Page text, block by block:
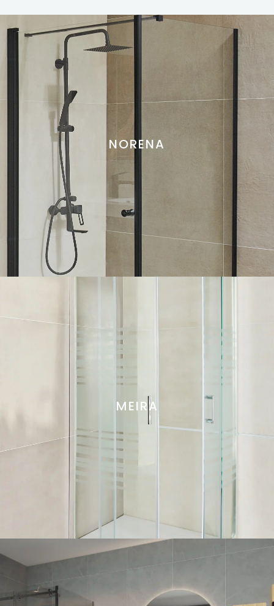
NORENA
MEIRA